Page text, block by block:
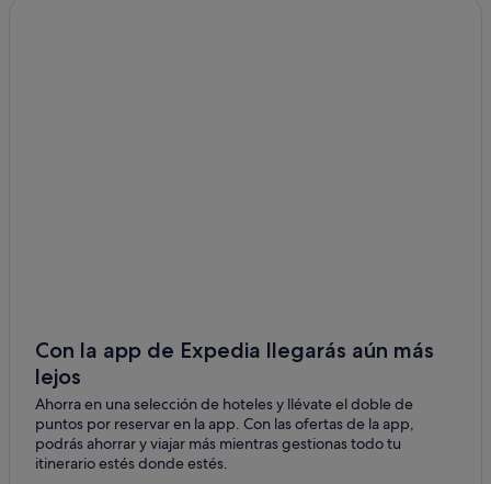
Condominios en Nerga
Nerga hoteles
Chalets en Nerga
Apartamentos en Cangas
Villas en Aldán
Con la app de Expedia llegarás aún más
lejos
Ahorra en una selección de hoteles y llévate el doble de
puntos por reservar en la app. Con las ofertas de la app,
podrás ahorrar y viajar más mientras gestionas todo tu
itinerario estés donde estés.